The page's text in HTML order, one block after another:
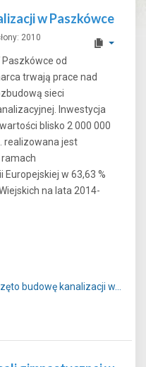
w Paszkówce
2010
Paszkówce od
trwają prace nad
sieci
Inwestycja
blisko 2 000 000
realizowana jest
w 63,63 %
na lata 2014-
budowę kanalizacji w...